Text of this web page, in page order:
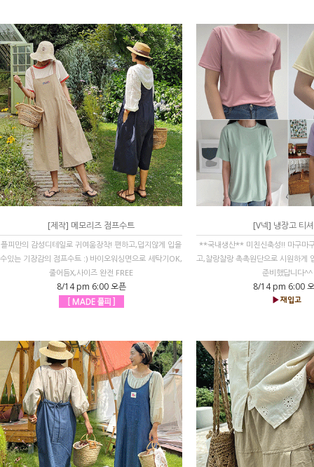
[제작] 메모리즈 점프수트
플피만의 감성디테일로 귀여움장착! 편하고,덥지않게 입을
수있는 기장감의 점프수트 :) 바이오워싱면으로 세탁기OK,
줄어듬X,사이즈 완전 FREE
8/14 pm 6:00 오픈
[V넥] 냉장고 티
**국내생산** 미친신축성!! 마구마
고,찰랑찰랑 촉촉원단으로 시원하게
준비했답니다^^
8/14 pm 6:00